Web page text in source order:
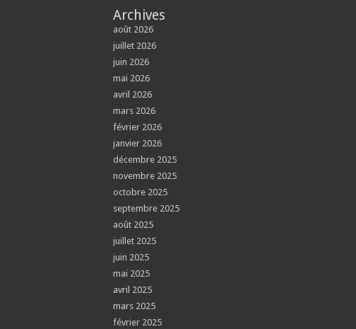
Archives
août 2026
juillet 2026
juin 2026
mai 2026
avril 2026
mars 2026
février 2026
janvier 2026
décembre 2025
novembre 2025
octobre 2025
septembre 2025
août 2025
juillet 2025
juin 2025
mai 2025
avril 2025
mars 2025
février 2025